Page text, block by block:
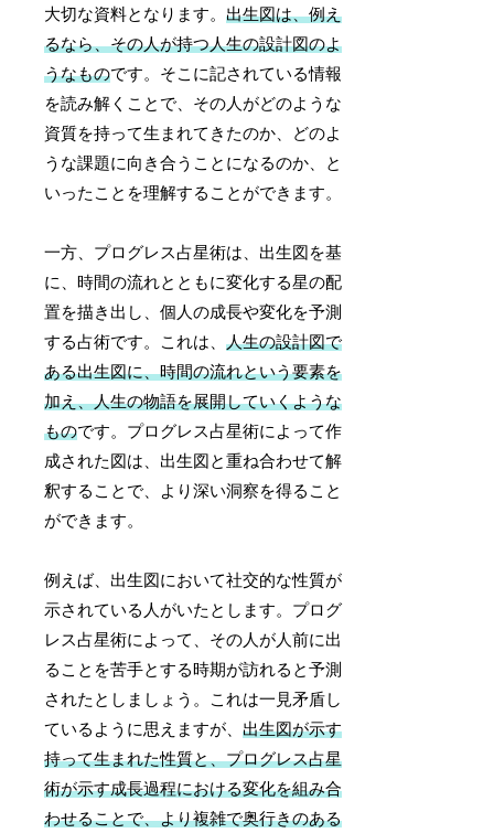
大切な資料となります。出生図は、例え
るなら、その人が持つ人生の設計図のよ
うなものです。そこに記されている情報
を読み解くことで、その人がどのような
資質を持って生まれてきたのか、どのよ
うな課題に向き合うことになるのか、と
いったことを理解することができます。
一方、プログレス占星術は、出生図を基
に、時間の流れとともに変化する星の配
置を描き出し、個人の成長や変化を予測
する占術です。これは、人生の設計図で
ある出生図に、時間の流れという要素を
加え、人生の物語を展開していくような
ものです。プログレス占星術によって作
成された図は、出生図と重ね合わせて解
釈することで、より深い洞察を得ること
ができます。
例えば、出生図において社交的な性質が
示されている人がいたとします。プログ
レス占星術によって、その人が人前に出
ることを苦手とする時期が訪れると予測
されたとしましょう。これは一見矛盾し
ているように思えますが、出生図が示す
持って生まれた性質と、プログレス占星
術が示す成長過程における変化を組み合
わせることで、より複雑で奥行きのある